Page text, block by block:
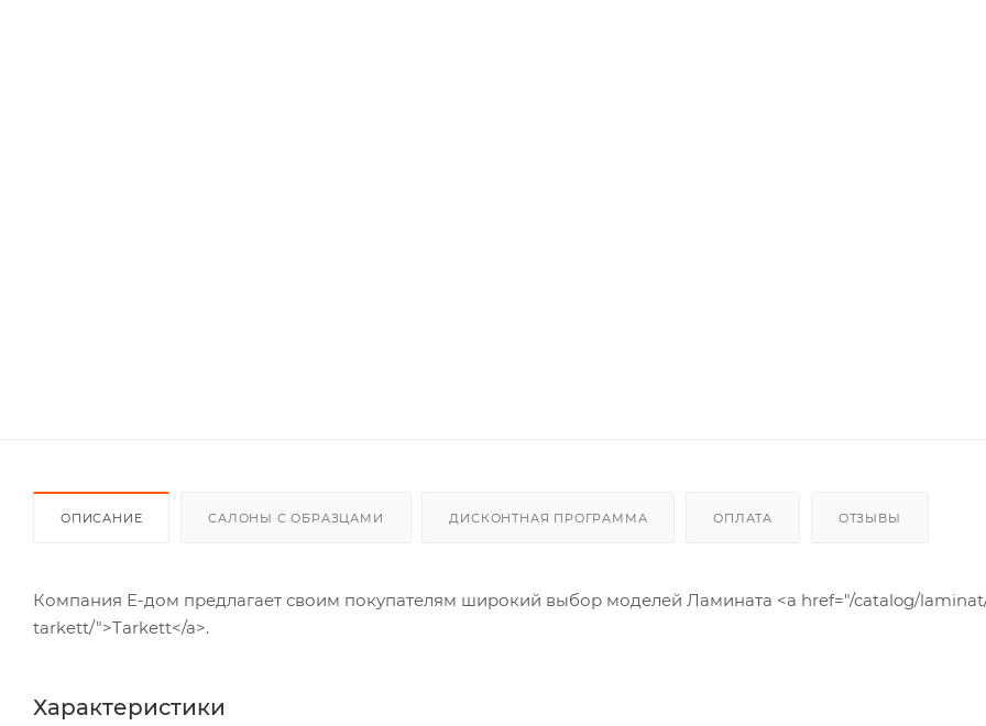
ОПИСАНИЕ САЛОНЫ С ОБРАЗЦАМИ ДИСКОНТНАЯ ПРОГРАММА ОПЛАТА ОТЗЫВЫ
Компания Е-дом предлагает своим покупателям широкий выбор моделей Ламината <a href="/catalog/
tarkett/">Tarkett</a>.
Характеристики